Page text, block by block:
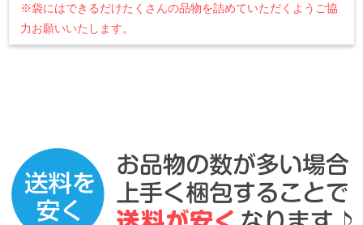
※袋にはできるだけたくさんの品物を詰めていただくようご協
力お願いいたします。